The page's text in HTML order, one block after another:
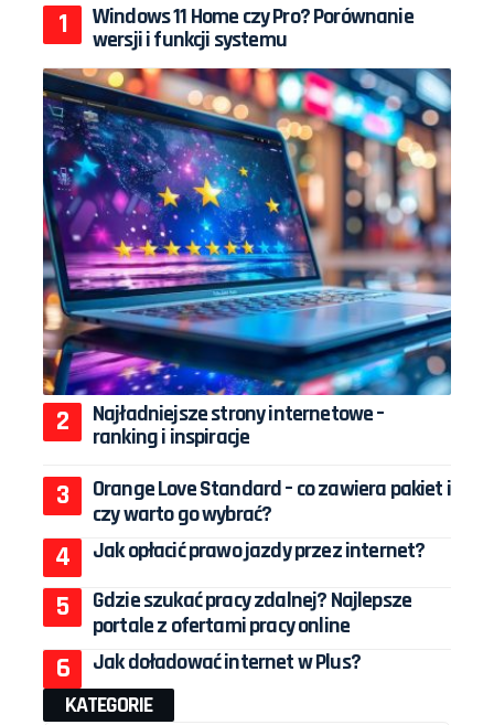
Windows 11 Home czy Pro? Porównanie
wersji i funkcji systemu
Najładniejsze strony internetowe –
ranking i inspiracje
Orange Love Standard – co zawiera pakiet i
czy warto go wybrać?
Jak opłacić prawo jazdy przez internet?
Gdzie szukać pracy zdalnej? Najlepsze
portale z ofertami pracy online
Jak doładować internet w Plus?
KATEGORIE